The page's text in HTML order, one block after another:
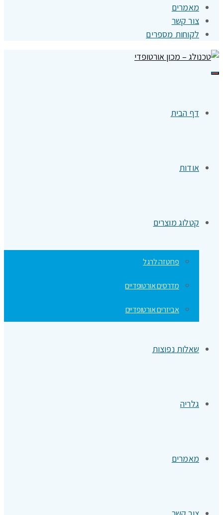
מאמרים
צור קשר
לקוחות מספרים
תפריט
דף הבית
אודות
קטלוג מוצרים
פרוטזה לרגל
מדרסים אורטופדיים
אביזרים אורטופדיים
שאלות נפוצות
גלריה
מאמרים